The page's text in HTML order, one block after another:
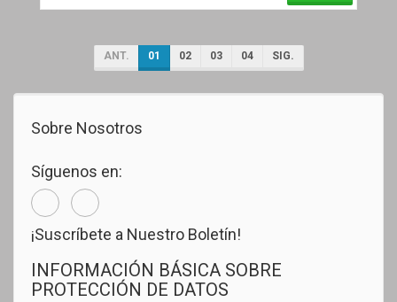
ANT. 01 02 03 04 SIG.
Sobre Nosotros
Síguenos en:
¡Suscríbete a Nuestro Boletín!
INFORMACIÓN BÁSICA SOBRE
PROTECCIÓN DE DATOS